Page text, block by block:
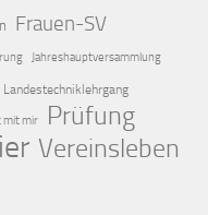
Frauen-SV
Jahreshauptversammlung
Landestechniklehrgang
mit mir Prüfung
Vereinsleben